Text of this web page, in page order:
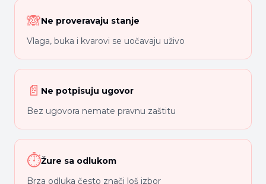
🙈Ne proveravaju stanje
Vlaga, buka i kvarovi se uočavaju uživo
📄 Ne potpisuju ugovor
Bez ugovora nemate pravnu zaštitu
⏱Žure sa odlukom
Brza odluka često znači loš izbor